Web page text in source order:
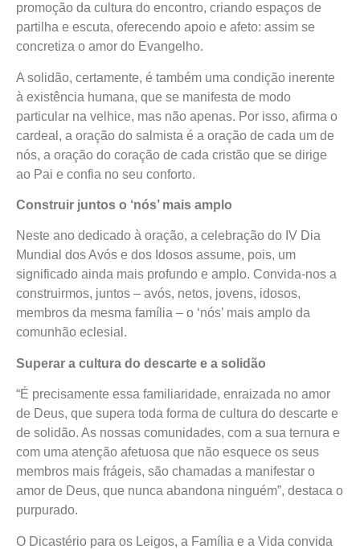
promoção da cultura do encontro, criando espaços de
partilha e escuta, oferecendo apoio e afeto: assim se
concretiza o amor do Evangelho.
A solidão, certamente, é também uma condição inerente
à existência humana, que se manifesta de modo
particular na velhice, mas não apenas. Por isso, afirma o
cardeal, a oração do salmista é a oração de cada um de
nós, a oração do coração de cada cristão que se dirige
ao Pai e confia no seu conforto.
Construir juntos o ‘nós’ mais amplo
Neste ano dedicado à oração, a celebração do IV Dia
Mundial dos Avós e dos Idosos assume, pois, um
significado ainda mais profundo e amplo. Convida-nos a
construirmos, juntos – avós, netos, jovens, idosos,
membros da mesma família – o ‘nós’ mais amplo da
comunhão eclesial.
Superar a cultura do descarte e a solidão
“É precisamente essa familiaridade, enraizada no amor
de Deus, que supera toda forma de cultura do descarte e
de solidão. As nossas comunidades, com a sua ternura e
com uma atenção afetuosa que não esquece os seus
membros mais frágeis, são chamadas a manifestar o
amor de Deus, que nunca abandona ninguém”, destaca o
purpurado.
O Dicastério para os Leigos, a Família e a Vida convida